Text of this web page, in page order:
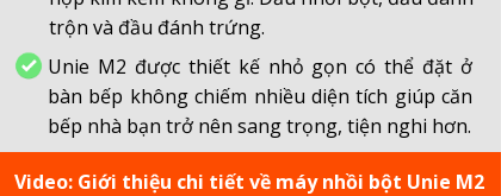
trộn và đầu đánh trứng.
Unie M2 được thiết kế nhỏ gọn có thể đặt ở
bàn bếp không chiếm nhiều diện tích giúp căn
bếp nhà bạn trở nên sang trọng, tiện nghi hơn.
Video: Giới thiệu chi tiết về máy nhồi bột Unie M2